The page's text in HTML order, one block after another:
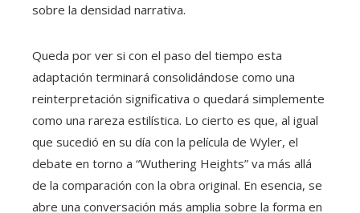
sobre la densidad narrativa.
Queda por ver si con el paso del tiempo esta
adaptación terminará consolidándose como una
reinterpretación significativa o quedará simplemente
como una rareza estilística. Lo cierto es que, al igual
que sucedió en su día con la película de Wyler, el
debate en torno a “Wuthering Heights” va más allá
de la comparación con la obra original. En esencia, se
abre una conversación más amplia sobre la forma en